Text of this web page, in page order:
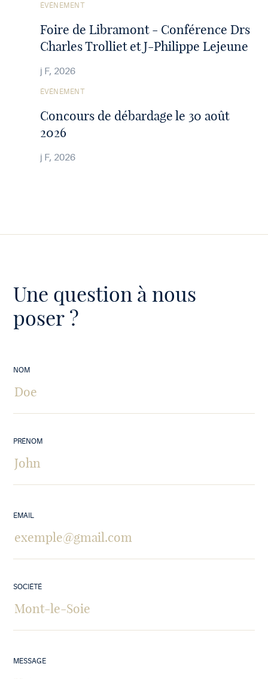
Voir
Foire de Libramont - Conférence Drs
Charles Trolliet et J-Philippe Lejeune
ÉVÉNEMENT
j F, 2026
Voir
Concours de débardage le 30 août
2026
ÉVÉNEMENT
j F, 2026
Une question à nous
poser ?
NOM
PRÉNOM
EMAIL
SOCIÉTÉ
MESSAGE